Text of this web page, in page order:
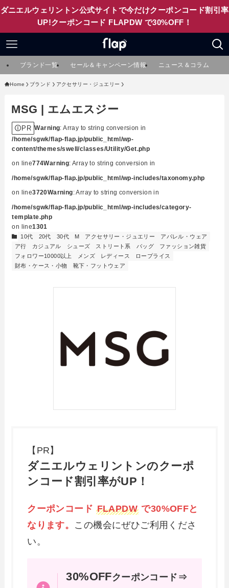
ダニエルウェリントン公式サイトで今だけクーポンコード割引率
UP!クーポンコード FLAPDW で30%OFF！
ブランド一覧 セール＆キャンペーン情報 ニュース＆コラム
Home ブランド アクセサリー・ジュエリー
MSG | エムエスジー
PR Warning: Array to string conversion in
/home/sgwk/flap-flap.jp/public_html/wp-
content/themes/swell/classes/Utility/Get.php
on line774Warning: Array to string conversion in
/home/sgwk/flap-flap.jp/public_html/wp-includes/taxonomy.php
on line3720Warning: Array to string conversion in
/home/sgwk/flap-flap.jp/public_html/wp-includes/category-
template.php
on line1301
10代 20代 30代 M アクセサリー・ジュエリー
アパレル・ウェア
ア行
カジュアル シューズ ストリート系 バッグ
ファッション雑貨
フォロワー10000以上
メンズ レディース
ロープライス
財布・ケース・小物
靴下・フットウェア
【PR】
ダニエルウェリントンのクーポ
ンコード割引率がUP！
クーポンコード FLAPDWで30%OFFと
なります。 この機会にぜひご利用くださ
い。
30%OFFクーポンコード⇒